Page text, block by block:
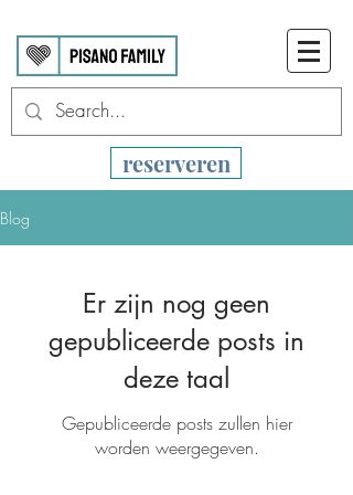
reserveren
Blog
Er zijn nog geen
gepubliceerde posts in
deze taal
Gepubliceerde posts zullen hier
worden weergegeven.